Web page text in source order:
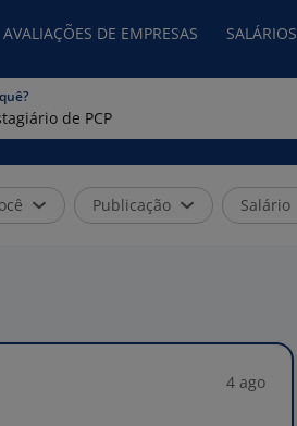
AVALIAÇÕES DE EMPRESAS SALÁRIOS
Publicação Salário
4 ago